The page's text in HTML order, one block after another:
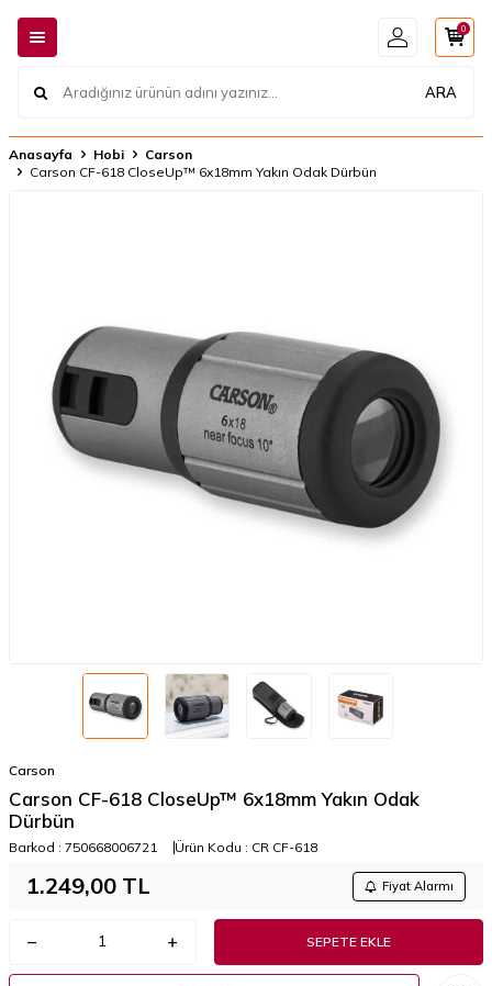
ARA
0
Anasayfa Hobi
Carson
Carson CF-618 CloseUp™ 6x18mm Yakın Odak Dürbün
Carson
Carson CF-618 CloseUp™ 6x18mm Yakın Odak
Dürbün
Barkod : 750668006721 Ürün Kodu : CR CF-618
1.249,00 TL Fiyat Alarmı
SEPETE EKLE